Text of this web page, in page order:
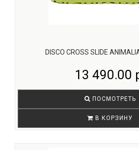
DISCO CROSS SLIDE
13 490.00
ПОСМОТРЕТЬ
В КОРЗИНУ